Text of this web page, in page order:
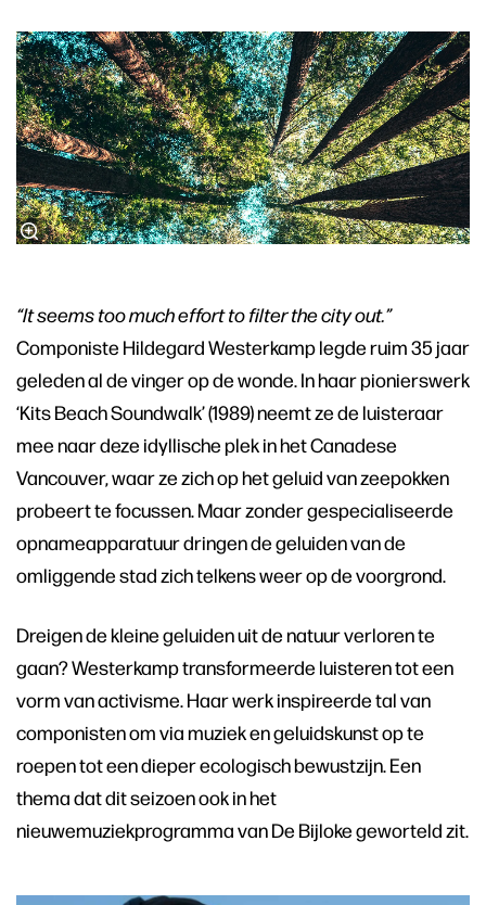
“It seems too much effort to filter the city out.”
Componiste Hildegard Westerkamp legde ruim 35 jaar
geleden al de vinger op de wonde. In haar pionierswerk
‘Kits Beach Soundwalk’ (1989) neemt ze de luisteraar
mee naar deze idyllische plek in het Canadese
Vancouver, waar ze zich op het geluid van zeepokken
probeert te focussen. Maar zonder gespecialiseerde
opnameapparatuur dringen de geluiden van de
omliggende stad zich telkens weer op de voorgrond.
Dreigen de kleine geluiden uit de natuur verloren te
gaan? Westerkamp transformeerde luisteren tot een
vorm van activisme. Haar werk inspireerde tal van
componisten om via muziek en geluidskunst op te
roepen tot een dieper ecologisch bewustzijn. Een
thema dat dit seizoen ook in het
nieuwemuziekprogramma van De Bijloke geworteld zit.